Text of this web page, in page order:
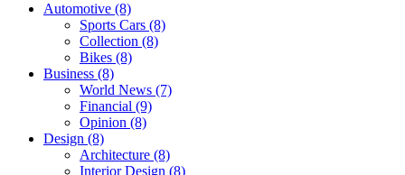
Automotive (8)
Sports Cars (8)
Collection (8)
Bikes (8)
Business (8)
World News (7)
Financial (9)
Opinion (8)
Design (8)
Architecture (8)
Interior Design (8)